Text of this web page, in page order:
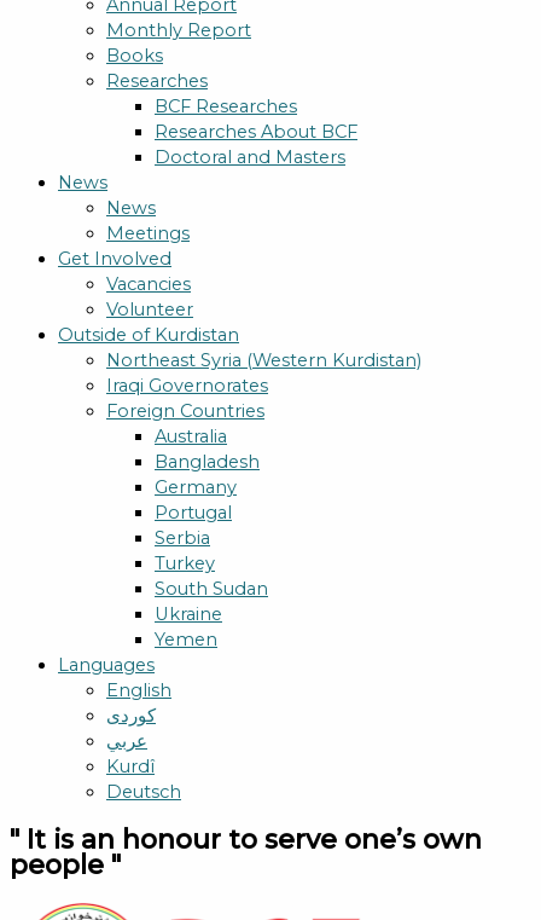
Annual Report
Monthly Report
Books
Researches
BCF Researches
Researches About BCF
Doctoral and Masters
News
News
Meetings
Get Involved
Vacancies
Volunteer
Outside of Kurdistan
Northeast Syria (Western Kurdistan)
Iraqi Governorates
Foreign Countries
Australia
Bangladesh
Germany
Portugal
Serbia
Turkey
South Sudan
Ukraine
Yemen
Languages
English
کوردی
عربي
Kurdî
Deutsch
" It is an honour to serve one’s own
people "